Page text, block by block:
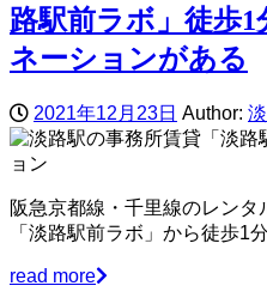
路駅前ラボ」徒歩
ネーションがある
2021年12月23日 Author:
阪急京都線・千里線のレン
「淡路駅前ラボ」から徒歩1
read more